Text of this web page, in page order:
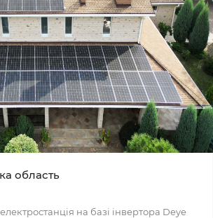
область
на базі інвертора Deye